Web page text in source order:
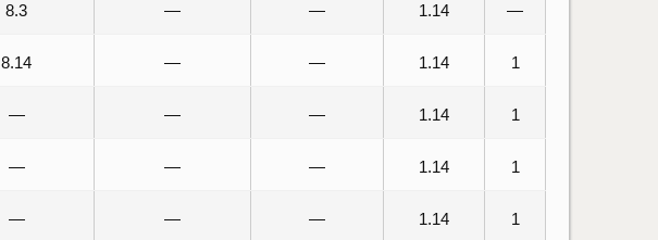
8.3 — — 1.14 —
8.14 — — 1.14 1
— — — 1.14 1
— — — 1.14 1
— — — 1.14 1